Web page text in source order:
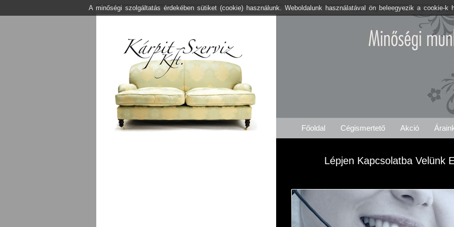
Kárpitos .org Ürömhegy Árajánlat
Főoldal Cégismertető Akció
Lépjen Kapcsolatba Velünk
A minőségi szolgáltatás érdekében sütiket (cookie) használunk. Weboldalunk használatával ön beleegyezik a cookie-k